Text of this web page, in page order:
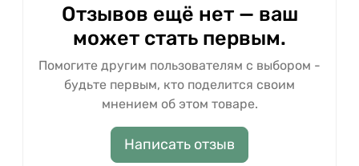
Отзывов ещё нет — ваш
может стать первым.
Помогите другим пользователям с выбором -
будьте первым, кто поделится своим
мнением об этом товаре.
Написать отзыв